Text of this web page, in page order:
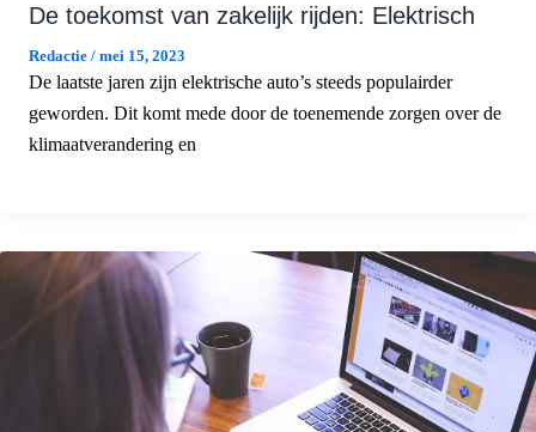
De toekomst van zakelijk rijden: Elektrisch
Redactie / mei 15, 2023
De laatste jaren zijn elektrische auto’s steeds populairder
geworden. Dit komt mede door de toenemende zorgen over de
klimaatverandering en